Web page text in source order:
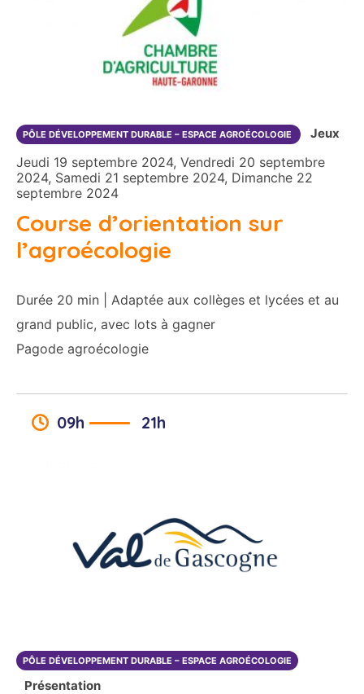
PÔLE DÉVELOPPEMENT DURABLE – ESPACE AGROÉCOLOGIE Jeux
Jeudi 19 septembre 2024, Vendredi 20 septembre
2024, Samedi 21 septembre 2024, Dimanche 22
septembre 2024
Course d’orientation sur
l’agroécologie
Durée 20 min | Adaptée aux collèges et lycées et au
grand public, avec lots à gagner
Pagode agroécologie
09h 21h
PÔLE DÉVELOPPEMENT DURABLE – ESPACE AGROÉCOLOGIE
Présentation